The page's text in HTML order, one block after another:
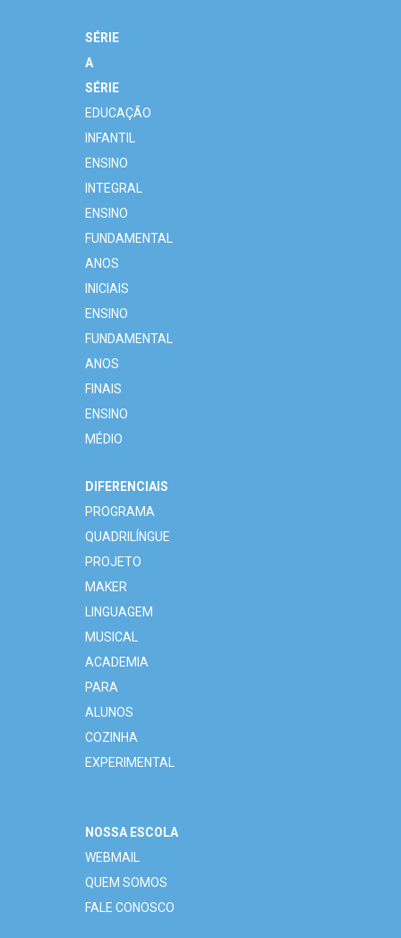
SÉRIE
A
SÉRIE
EDUCAÇÃO
INFANTIL
ENSINO
INTEGRAL
ENSINO
FUNDAMENTAL
ANOS
INICIAIS
ENSINO
FUNDAMENTAL
ANOS
FINAIS
ENSINO
MÉDIO
DIFERENCIAIS
PROGRAMA
QUADRILÍNGUE
PROJETO
MAKER
LINGUAGEM
MUSICAL
ACADEMIA
PARA
ALUNOS
COZINHA
EXPERIMENTAL
NOSSA ESCOLA
WEBMAIL
QUEM SOMOS
FALE CONOSCO